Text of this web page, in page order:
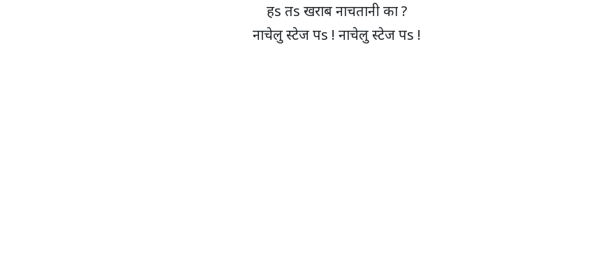
हs तs खराब नाचतानी का ?
नाचेलु स्टेज पs ! नाचेलु स्टेज पs !